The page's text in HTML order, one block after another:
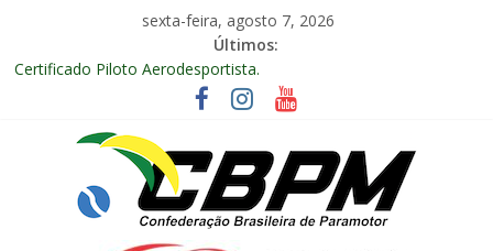
sexta-feira, agosto 7, 2026
Últimos:
Certificado Piloto Aerodesportista.
Encontro Nacional de Aerodesporto no Arraiá Aéreo realizado
no Aeroclube de Bauru – SP.
Anuidade 2026
Arraiá Aéreo 2025 em Bauru – SP
Decisão Nº 675, 16 anos.